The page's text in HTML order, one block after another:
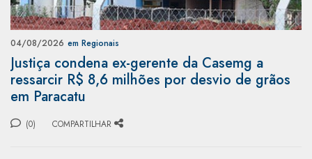
04/08/2026 em Regionais
Justiça condena ex-gerente da Casemg a
ressarcir R$ 8,6 milhões por desvio de grãos
em Paracatu
(0) COMPARTILHAR